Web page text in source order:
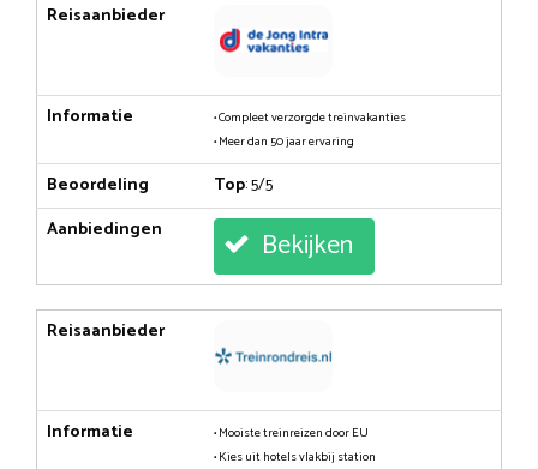
Reisaanbieder
Informatie
• Compleet verzorgde treinvakanties
• Meer dan 50 jaar ervaring
Beoordeling Top: 5/5
Aanbiedingen
Bekijken
Reisaanbieder
Informatie
• Mooiste treinreizen door EU
• Kies uit hotels vlakbij station